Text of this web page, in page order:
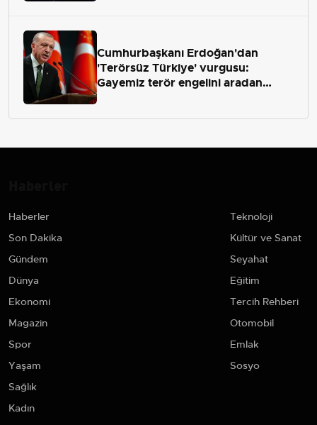
Cumhurbaşkanı Erdoğan'dan
'Terörsüz Türkiye' vurgusu:
Gayemiz terör engelini aradan
Haberler
Son Dakika
Gündem
Dünya
Ekonomi
Magazin
Spor
Yaşam
Sağlık
Kadın
Teknoloji
Kültür ve Sanat
Seyahat
Eğitim
Tercih Rehberi
Otomobil
Emlak
Sosyo